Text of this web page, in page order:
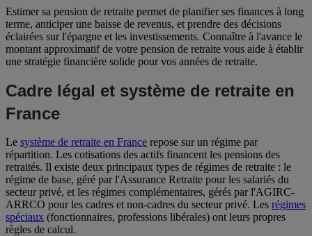
Estimer sa pension de retraite permet de planifier ses finances à long
terme, anticiper une baisse de revenus, et prendre des décisions
éclairées sur l'épargne et les investissements. Connaître à l'avance le
montant approximatif de votre pension de retraite vous aide à établir
une stratégie financière solide pour vos années de retraite.
Cadre légal et système de retraite en
France
Le système de retraite en France repose sur un régime par
répartition. Les cotisations des actifs financent les pensions des
retraités. Il existe deux principaux types de régimes de retraite : le
régime de base, géré par l'Assurance Retraite pour les salariés du
secteur privé, et les régimes complémentaires, gérés par l'AGIRC-
ARRCO pour les cadres et non-cadres du secteur privé. Les régimes
spéciaux (fonctionnaires, professions libérales) ont leurs propres
règles de calcul.